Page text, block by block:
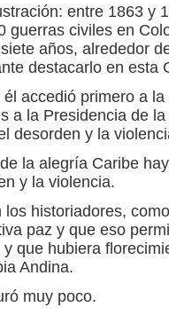
entre 1863 y
guerras civiles en
años, alrededor
destacarlo en esta
él accedió primero a
a la Presidencia de
desorden y la
la alegría Caribe
y la violencia.
los historiadores,
paz y que eso
y que hubiera
Andina.
muy poco.